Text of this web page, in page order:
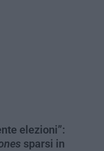
elezioni”:
sparsi in